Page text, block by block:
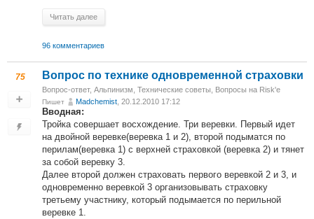
Читать далее
96 комментариев
75 Вопрос по технике одновременной страховки
Вопрос-ответ, Альпинизм Технические советы Вопросы на Risk'е
Пишет Madchemist , 20.12.2010 17:12
Вводная:
Тройка совершает восхождение. Три веревки. Первый идет
на двойной веревке(веревка 1 и 2), второй подыматся по
перилам(веревка 1) с верхней страховкой (веревка 2) и тянет
за собой веревку 3.
Далее второй должен страховать первого веревкой 2 и 3, и
одновременно веревкой 3 организовывать страховку
третьему участнику, который подымается по перильной
веревке 1.